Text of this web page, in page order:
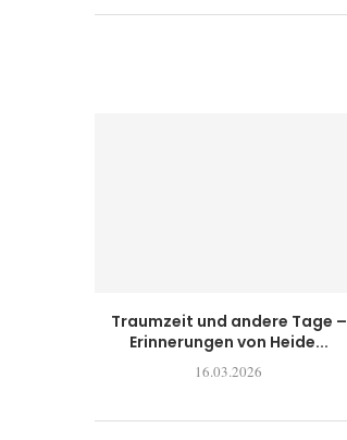
Traumzeit und andere Tage –
Erinnerungen von Heide...
16.03.2026